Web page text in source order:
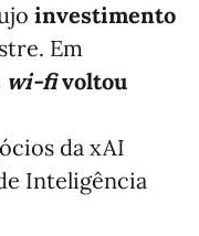
investimento
Em
wi-fivoltou
da xAI
Inteligência